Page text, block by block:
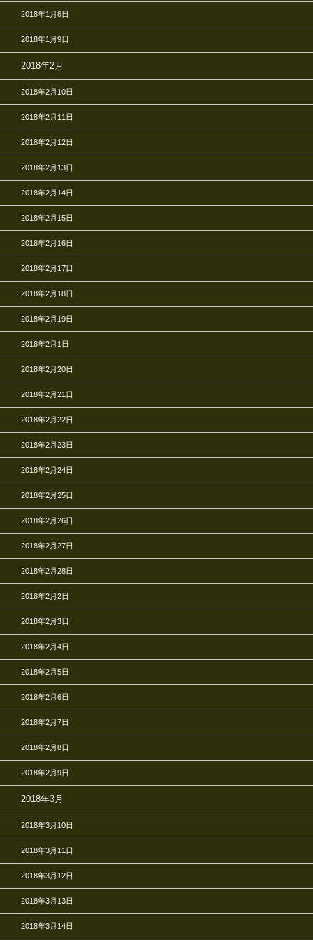
2018年1月8日
2018年1月9日
2018年2月
2018年2月10日
2018年2月11日
2018年2月12日
2018年2月13日
2018年2月14日
2018年2月15日
2018年2月16日
2018年2月17日
2018年2月18日
2018年2月19日
2018年2月1日
2018年2月20日
2018年2月21日
2018年2月22日
2018年2月23日
2018年2月24日
2018年2月25日
2018年2月26日
2018年2月27日
2018年2月28日
2018年2月2日
2018年2月3日
2018年2月4日
2018年2月5日
2018年2月6日
2018年2月7日
2018年2月8日
2018年2月9日
2018年3月
2018年3月10日
2018年3月11日
2018年3月12日
2018年3月13日
2018年3月14日